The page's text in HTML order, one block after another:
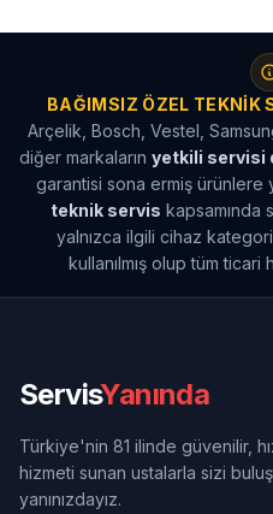
BAĞIMSIZ ÖZEL TEKNIK
Arçelik, Bosch, Vestel,
diğer markaların yetkili servisi
garantisi sona ermiş ürünlere
teknik servis kapsamında
yalnızca ilgili cihaz
kullanılmış olup tüm
ServisYanında
Türkiye'nin 81 ilinde güvenilir,
hizmeti sunan ustalarla sizi
yanınızdayız.